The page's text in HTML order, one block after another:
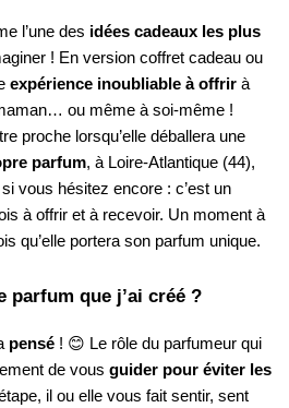
l’une des idées cadeaux les plus
! En version coffret cadeau ou
expérience inoubliable à offrir à
ou même à soi-même !
proche lorsqu’elle déballera une
parfum, à Loire-Atlantique (44),
vous hésitez encore : c’est un
à offrir et à recevoir. Un moment à
qu’elle portera son parfum unique.
parfum que j’ai créé ?
pensé ! 😊 Le rôle du parfumeur qui
de vous guider pour éviter les
il ou elle vous fait sentir, sent